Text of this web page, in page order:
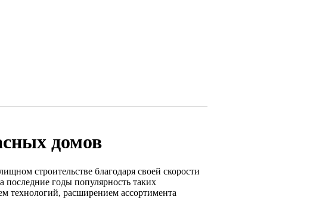
домов
строительстве благодаря своей скорости
последние годы популярность таких
технологий, расширением ассортимента